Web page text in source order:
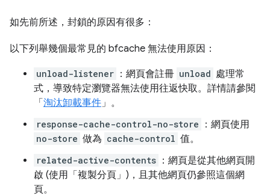
如先前所述，封鎖的原因有很多：
以下列舉幾個最常見的 bfcache 無法使用原因：
unload-listener ：網頁會註冊 unload 處理常
式，導致特定瀏覽器無法使用往返快取。詳情請參閱
「 淘汰卸載事件」。
response-cache-control-no-store ：網頁使用
no-store 做為 cache-control 值。
related-active-contents ：網頁是從其他網頁開
啟 (使用「複製分頁」)，且其他網頁仍參照這個網
頁。